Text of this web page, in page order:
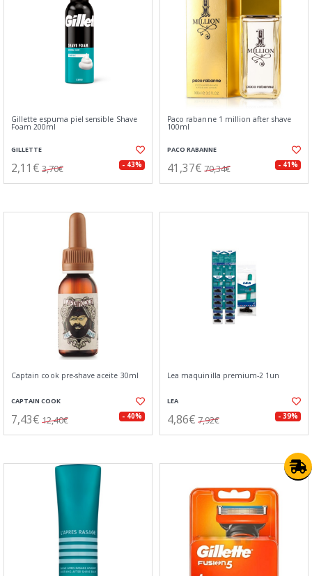
Gillette espuma piel sensible Shave
Foam 200ml
GILLETTE
2,11€ 3,70€ - 43%
Paco rabanne 1 million after shave
100ml
PACO RABANNE
41,37€ 70,34€ - 41%
Captain cook pre-shave aceite 30ml
CAPTAIN COOK
7,43€ 12,40€ - 40%
Lea maquinilla premium-2 1un
LEA
4,86€ 7,92€ - 39%